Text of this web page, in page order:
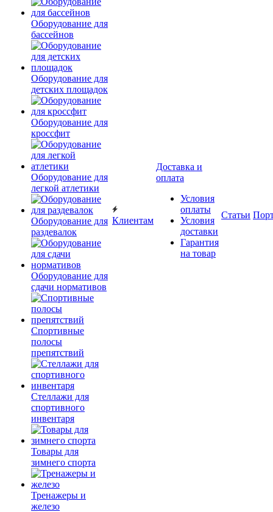
Оборудование для
бассейнов
Оборудование для
детских площадок
Оборудование для
кроссфит
Оборудование для
легкой атлетики
Оборудование для
раздевалок
Оборудование для
сдачи нормативов
Спортивные
полосы
препятствий
Стеллажи для
спортивного
инвентаря
Товары для
зимнего спорта
Тренажеры и
железо
Клиентам
Доставка и
оплата
Условия
оплаты
Условия
доставки
Гарантия
на товар
Статьи